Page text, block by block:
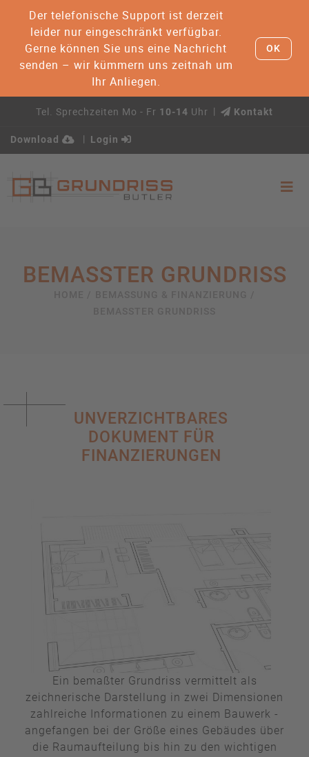
Der telefonische Support ist derzeit
leider nur eingeschränkt verfügbar.
Gerne können Sie uns eine Nachricht
senden – wir kümmern uns zeitnah um
Ihr Anliegen.
OK
Tel. Sprechzeiten Mo - Fr 10-14 Uhr Kontakt
Download Login
BEMASSTER GRUNDRISS
UNVERZICHTBARES
DOKUMENT FÜR
FINANZIERUNGEN
Ein bemaßter Grundriss vermittelt als
zeichnerische Darstellung in zwei Dimensionen
zahlreiche Informationen zu einem Bauwerk -
angefangen bei der Größe eines Gebäudes über
die Raumaufteilung bis hin zu den wichtigen